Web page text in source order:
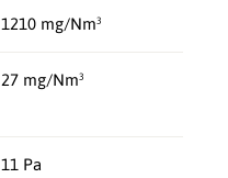
1210 mg/Nm³
27 mg/Nm³
11 Pa